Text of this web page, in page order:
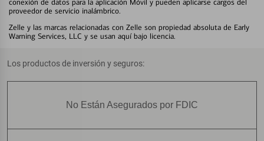
conexión de datos para la aplicación Móvil y pueden aplicarse cargos del
proveedor de servicio inalámbrico.
Zelle y las marcas relacionadas con Zelle son propiedad absoluta de Early
Warning Services, LLC y se usan aquí bajo licencia.
Los productos de inversión y seguros:
No Están Asegurados por FDIC